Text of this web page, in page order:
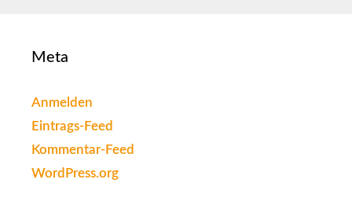
Meta
Anmelden
Eintrags-Feed
Kommentar-Feed
WordPress.org